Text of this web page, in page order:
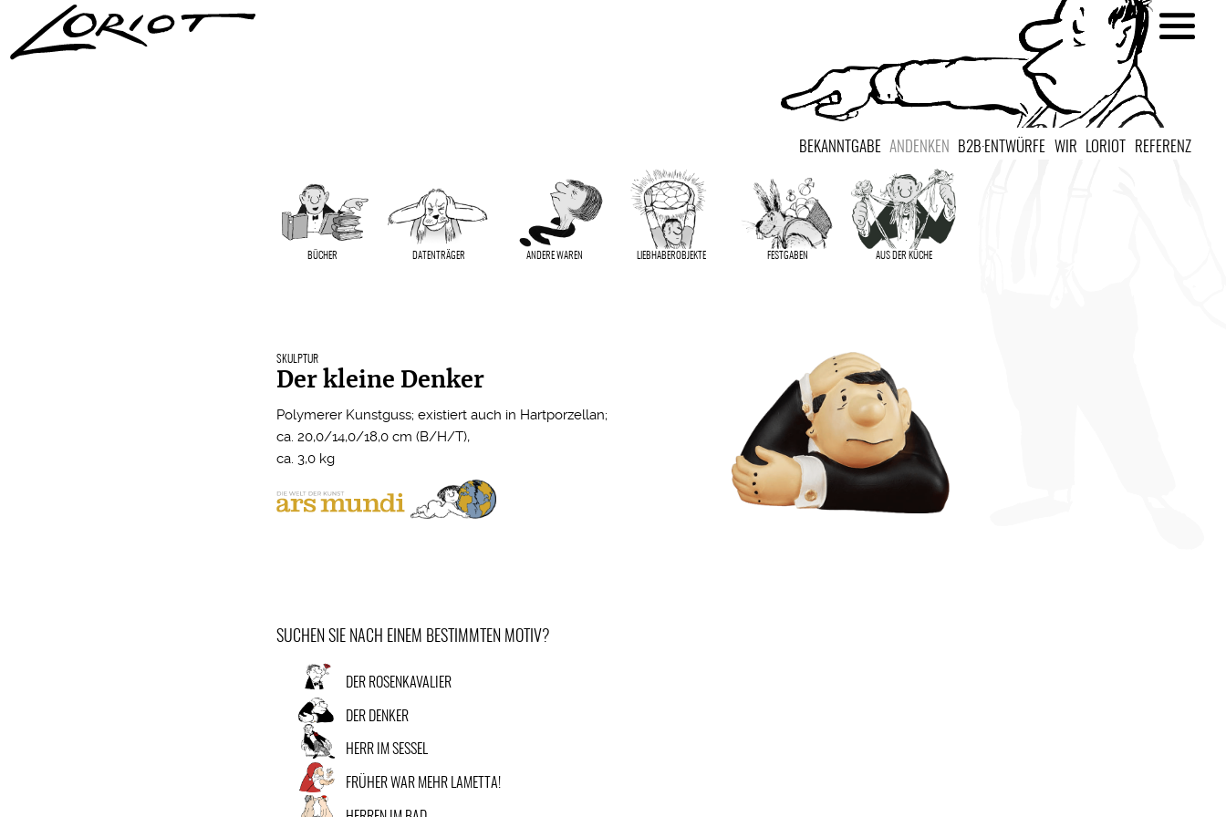
BEKANNTGABE ANDENKEN B2B·ENTWÜRFE WIR LORIOT REFERENZ
BÜCHER DATENTRÄGER ANDERE WAREN LIEBHABER­OBJEKTE FESTGABEN AUS DER KÜCHE
SKULPTUR
Der kleine Denker
Polymerer Kunstguss; existiert auch in Hartporzellan;
ca. 20,0/14,0/18,0 cm (B/H/T),
ca. 3,0 kg
SUCHEN SIE NACH EINEM BESTIMMTEN MOTIV?
DER ROSENKAVALIER
DER DENKER
HERR IM SESSEL
FRÜHER WAR MEHR LAMETTA!